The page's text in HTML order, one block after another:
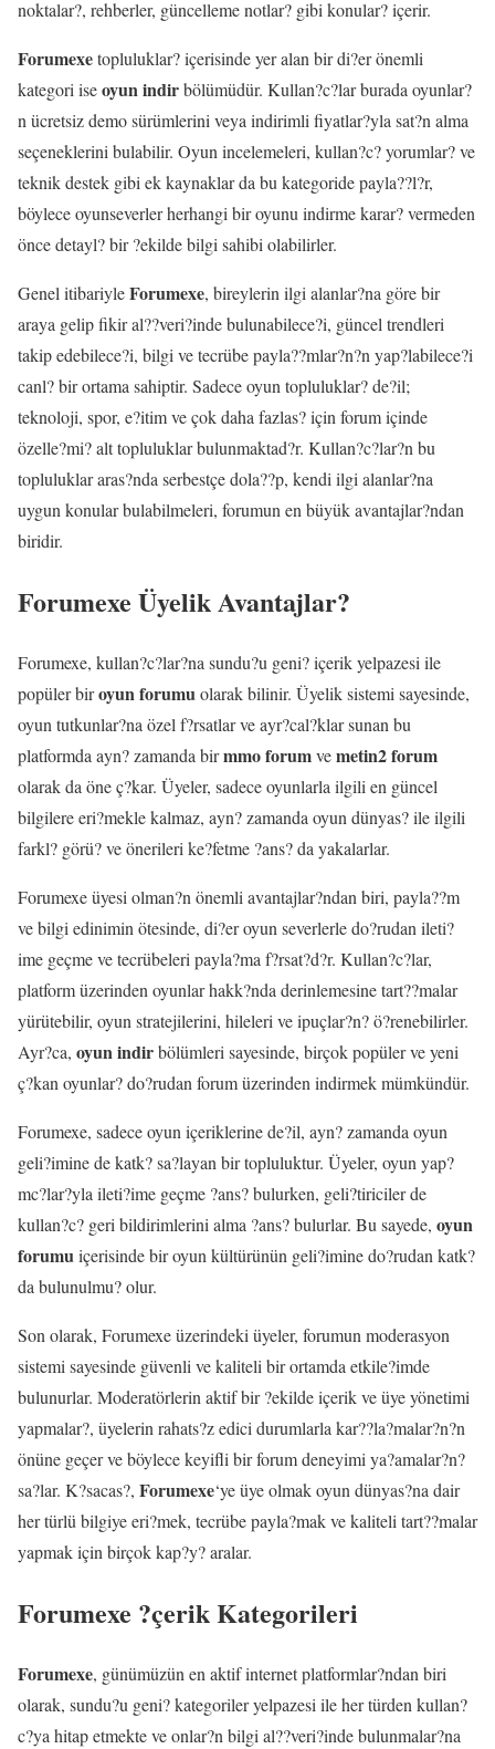
noktalar?, rehberler, güncelleme notlar? gibi konular? içerir.
Forumexetopluluklar? içerisinde yer alan bir di?er önemli
kategori iseoyun indirbölümüdür. Kullan?c?lar burada oyunlar?
n ücretsiz demo sürümlerini veya indirimli fiyatlar?yla sat?n alma
seçeneklerini bulabilir. Oyun incelemeleri, kullan?c? yorumlar? ve
teknik destek gibi ek kaynaklar da bu kategoride payla??l?r,
böylece oyunseverler herhangi bir oyunu indirme karar? vermeden
önce detayl? bir ?ekilde bilgi sahibi olabilirler.
Genel itibariyleForumexe, bireylerin ilgi alanlar?na göre bir
araya gelip fikir al??veri?inde bulunabilece?i, güncel trendleri
takip edebilece?i, bilgi ve tecrübe payla??mlar?n?n yap?labilece?i
canl? bir ortama sahiptir. Sadece oyun topluluklar? de?il;
teknoloji, spor, e?itim ve çok daha fazlas? için forum içinde
özelle?mi? alt topluluklar bulunmaktad?r. Kullan?c?lar?n bu
topluluklar aras?nda serbestçe dola??p, kendi ilgi alanlar?na
uygun konular bulabilmeleri, forumun en büyük avantajlar?ndan
biridir.
Forumexe Üyelik Avantajlar?
Forumexe, kullan?c?lar?na sundu?u geni? içerik yelpazesi ile
popüler biroyun forumuolarak bilinir. Üyelik sistemi sayesinde,
oyun tutkunlar?na özel f?rsatlar ve ayr?cal?klar sunan bu
platformda ayn? zamanda birmmo forumvemetin2 forum
olarak da öne ç?kar. Üyeler, sadece oyunlarla ilgili en güncel
bilgilere eri?mekle kalmaz, ayn? zamanda oyun dünyas? ile ilgili
farkl? görü? ve önerileri ke?fetme ?ans? da yakalarlar.
Forumexe üyesi olman?n önemli avantajlar?ndan biri, payla??m
ve bilgi edinimin ötesinde, di?er oyun severlerle do?rudan ileti?
ime geçme ve tecrübeleri payla?ma f?rsat?d?r. Kullan?c?lar,
platform üzerinden oyunlar hakk?nda derinlemesine tart??malar
yürütebilir, oyun stratejilerini, hileleri ve ipuçlar?n? ö?renebilirler.
Ayr?ca, oyun indirbölümleri sayesinde, birçok popüler ve yeni
ç?kan oyunlar? do?rudan forum üzerinden indirmek mümkündür.
Forumexe, sadece oyun içeriklerine de?il, ayn? zamanda oyun
geli?imine de katk? sa?layan bir topluluktur. Üyeler, oyun yap?
mc?lar?yla ileti?ime geçme ?ans? bulurken, geli?tiriciler de
kullan?c? geri bildirimlerini alma ?ans? bulurlar. Bu sayede, oyun
forumuiçerisinde bir oyun kültürünün geli?imine do?rudan katk?
da bulunulmu? olur.
Son olarak, Forumexe üzerindeki üyeler, forumun moderasyon
sistemi sayesinde güvenli ve kaliteli bir ortamda etkile?imde
bulunurlar. Moderatörlerin aktif bir ?ekilde içerik ve üye yönetimi
yapmalar?, üyelerin rahats?z edici durumlarla kar??la?malar?n?n
önüne geçer ve böylece keyifli bir forum deneyimi ya?amalar?n?
sa?lar. K?sacas?, Forumexe‘ye üye olmak oyun dünyas?na dair
her türlü bilgiye eri?mek, tecrübe payla?mak ve kaliteli tart??malar
yapmak için birçok kap?y? aralar.
Forumexe ?çerik Kategorileri
Forumexe, günümüzün en aktif internet platformlar?ndan biri
olarak, sundu?u geni? kategoriler yelpazesi ile her türden kullan?
c?ya hitap etmekte ve onlar?n bilgi al??veri?inde bulunmalar?na